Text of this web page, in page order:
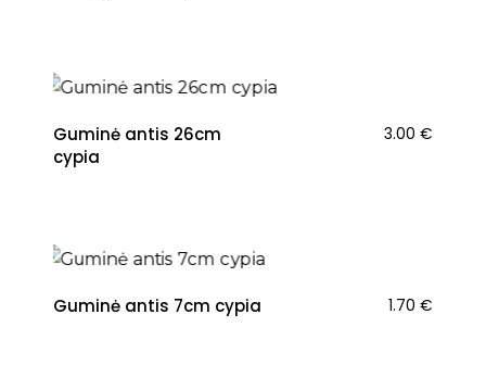
Guminė antis 26cm
cypia
3.00 €
Guminė antis 7cm cypia 1.70 €